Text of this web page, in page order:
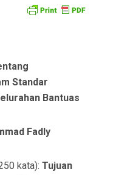
Standar
Bantuas
Fadly
kata):Tujuan